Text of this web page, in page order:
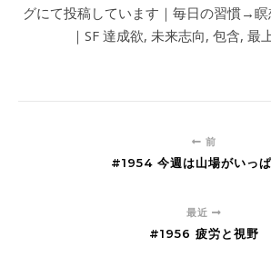
グにて投稿しています｜毎日の習慣→
｜SF 達成欲, 未来志向, 包含, 最
前
#1954 今週は山場がいっぱ
最近
#1956 疲労と視野